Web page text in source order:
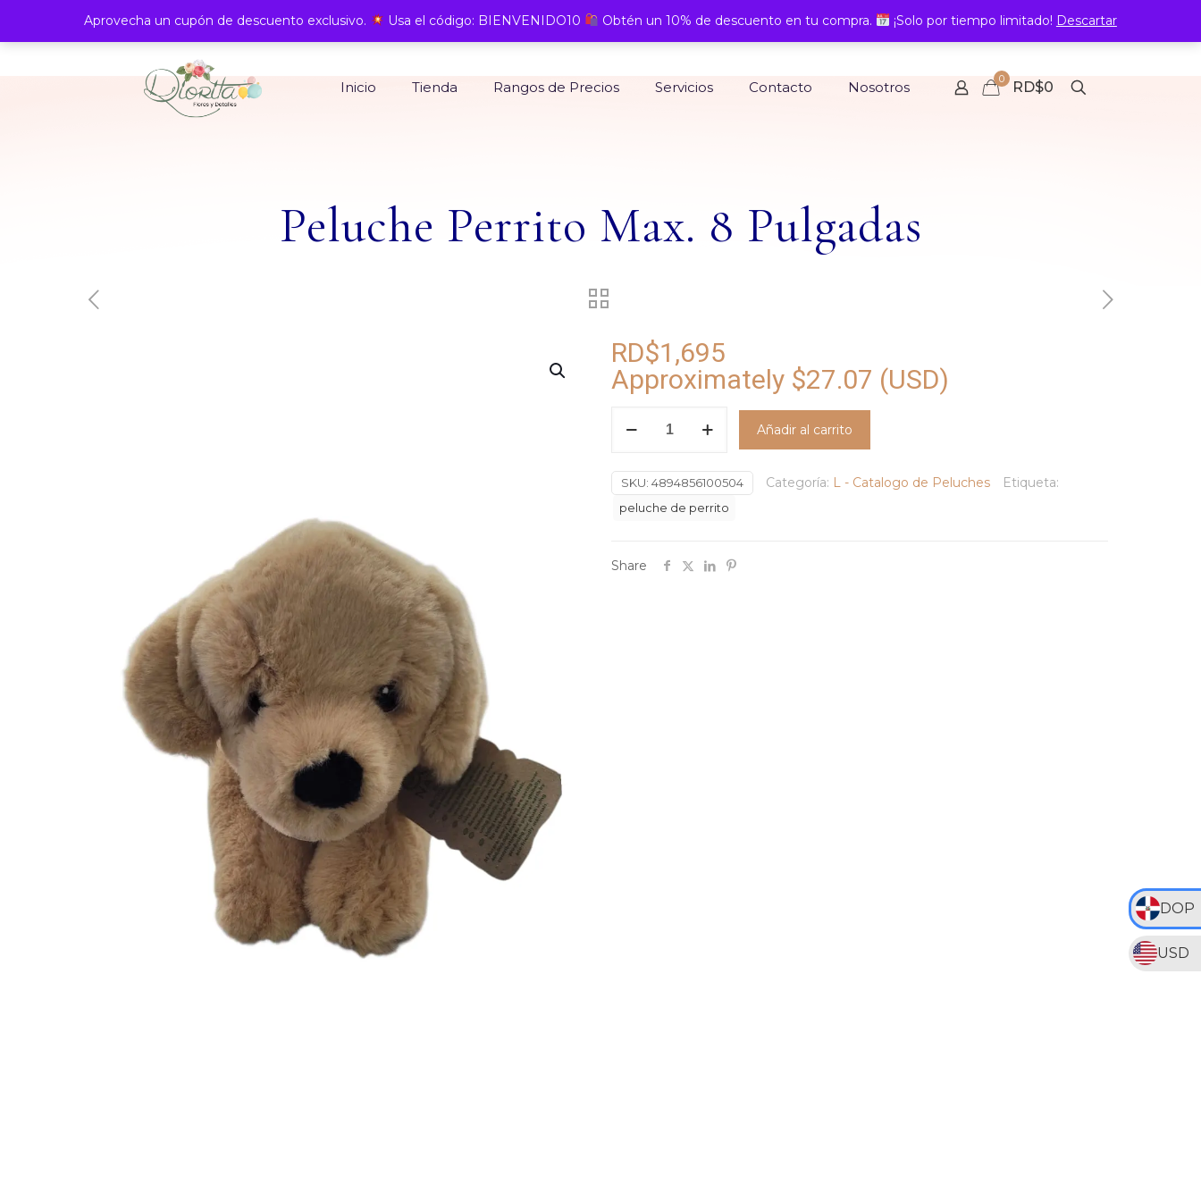
DOP
USD
Inicio Tienda Rangos de Precios Servicios Contacto Nosotros 0 RD$0
Peluche Perrito Max. 8 Pulgadas
RD$1,695
Approximately $27.07 (USD)
Pulgadas
Añadir al carrito
SKU: 4894856100504 Categoría: L - Catalogo de Peluches Etiqueta:
peluche de perrito
Share
Aprovecha un cupón de descuento exclusivo. Usa el código: BIENVENIDO10 Obtén un 10% de descuento en tu compra. ¡Solo por tiempo limitado! Descartar